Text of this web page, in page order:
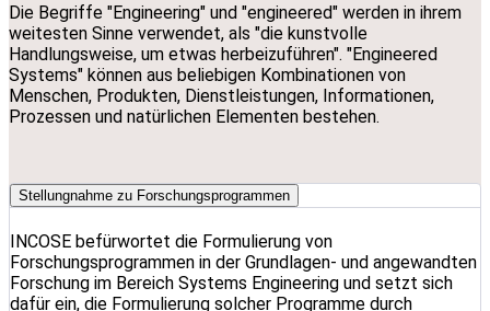
Die Begriffe "Engineering" und "engineered" werden in ihrem
weitesten Sinne verwendet, als "die kunstvolle
Handlungsweise, um etwas herbeizuführen". "Engineered
Systems" können aus beliebigen Kombinationen von
Menschen, Produkten, Dienstleistungen, Informationen,
Prozessen und natürlichen Elementen bestehen.
Stellungnahme zu Forschungsprogrammen
INCOSE befürwortet die Formulierung von
Forschungsprogrammen in der Grundlagen- und angewandten
Forschung im Bereich Systems Engineering und setzt sich
dafür ein, die Formulierung solcher Programme durch